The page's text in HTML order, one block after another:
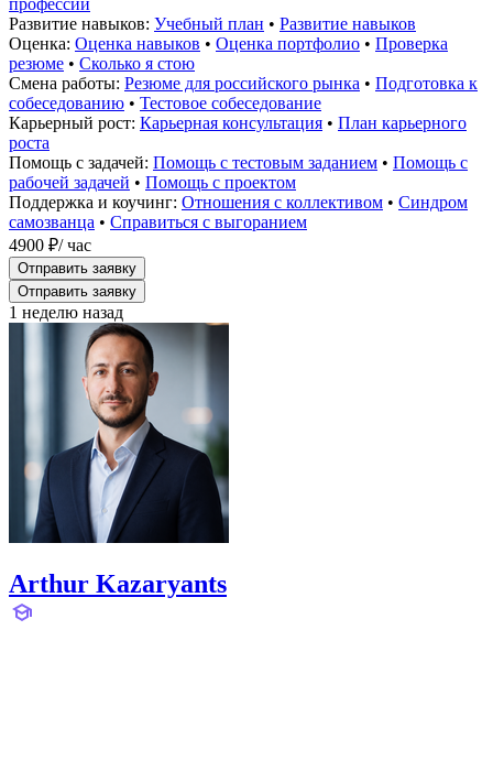
Развитие навыков: Учебный план • Развитие навыков
Оценка: Оценка навыков • Оценка портфолио • Проверка
резюме • Сколько я стою
Смена работы: Резюме для российского рынка • Подготовка к
собеседованию • Тестовое собеседование
Карьерный рост: Карьерная консультация • План карьерного
роста
Помощь с задачей: Помощь с тестовым заданием • Помощь с
рабочей задачей • Помощь с проектом
Поддержка и коучинг: Отношения с коллективом • Синдром
самозванца • Справиться с выгоранием
4900 ₽/ час
Отправить заявку
Отправить заявку
1 неделю назад
Arthur Kazaryants